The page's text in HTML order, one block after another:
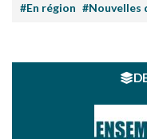
#En région #Nouvelles